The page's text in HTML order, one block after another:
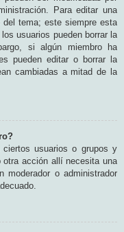
Para editar una
tema; este siempre esta
usuarios pueden borrar la
si algún miembro ha
pueden editar o borrar la
cambiadas a mitad de la
usuarios o grupos y
otra acción allí necesita una
moderador o administrador